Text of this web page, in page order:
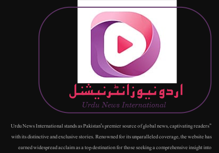
"Urdu News International stands as Pakistan's premier source of global news, captivating readers
with its distinctive and exclusive stories. Renowned for its unparalleled coverage, the website has
earned widespread acclaim as a top destination for those seeking a comprehensive insight into